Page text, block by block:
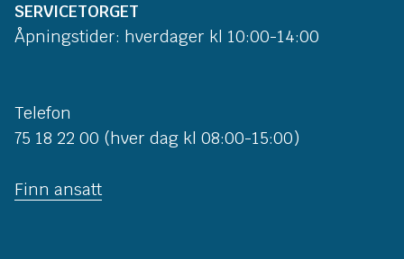
SERVICETORGET
Åpningstider: hverdager kl 10:00-14:00
Telefon
75 18 22 00 (hver dag kl 08:00-15:00)
Finn ansatt